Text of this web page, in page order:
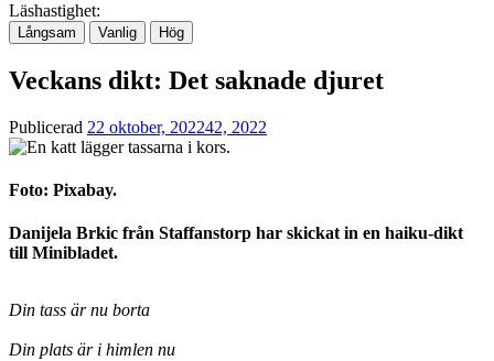
Läshastighet:
Långsam Vanlig Hög
Veckans dikt: Det saknade djuret
Publicerad 22 oktober, 202242, 2022
Foto: Pixabay.
Danijela Brkic från Staffanstorp har skickat in en haiku-dikt
till Minibladet.
Din tass är nu borta
Din plats är i himlen nu